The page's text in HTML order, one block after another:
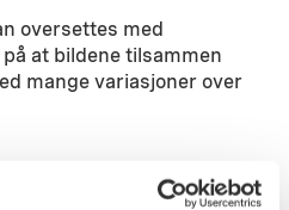
oversettes med
at bildene tilsammen
mange variasjoner over